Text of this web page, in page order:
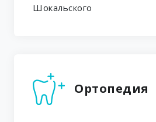
Шокальского
Ортопедия